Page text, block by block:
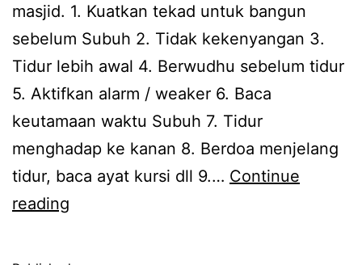
masjid. 1. Kuatkan tekad untuk bangun
sebelum Subuh 2. Tidak kekenyangan 3.
Tidur lebih awal 4. Berwudhu sebelum tidur
5. Aktifkan alarm / weaker 6. Baca
keutamaan waktu Subuh 7. Tidur
menghadap ke kanan 8. Berdoa menjelang
tidur, baca ayat kursi dll 9.… Continue
reading